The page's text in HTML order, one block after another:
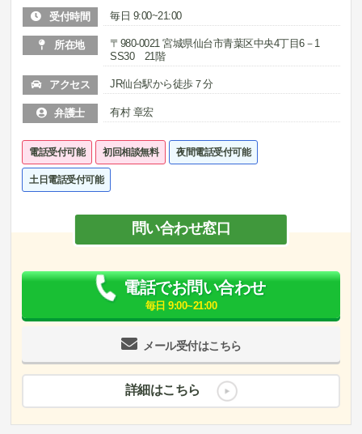
受付時間 毎日 9:00~21:00
所在地
〒980-0021 宮城県仙台市青葉区中央4丁目6－1
SS30 21階
アクセス JR仙台駅から徒歩７分
弁護士 有村 章宏
電話受付可能 初回相談無料 夜間電話受付可能
土日電話受付可能
問い合わせ窓口
メール受付はこちら
電話でお問い合わせ
毎日 9:00~21:00
詳細はこちら